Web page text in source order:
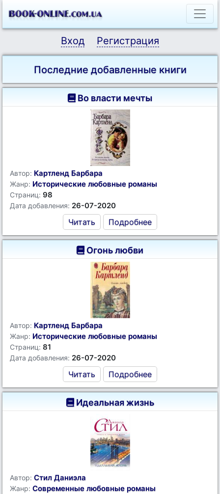
Вход Регистрация
Последние добавленные книги
Во власти мечты
Автор: Картленд Барбара
Жанр: Исторические любовные романы
Страниц: 98
Дата добавления: 26-07-2020
Читать Подробнее
Огонь любви
Автор: Картленд Барбара
Жанр: Исторические любовные романы
Страниц: 81
Дата добавления: 26-07-2020
Читать Подробнее
Идеальная жизнь
Автор: Стил Даниэла
Жанр: Современные любовные романы